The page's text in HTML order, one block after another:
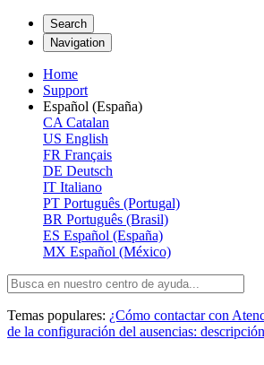
Search
Navigation
Home
Support
Español (España)
CA Catalan
US English
FR Français
DE Deutsch
IT Italiano
PT Português (Portugal)
BR Português (Brasil)
ES Español (España)
MX Español (México)
Temas populares: ¿Cómo contactar con
de la configuración del ausencias: